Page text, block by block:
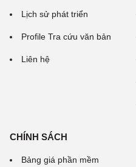
Lịch sử phát triển
Profile Tra cứu văn bản
Liên hệ
CHÍNH SÁCH
Bảng giá phần mềm